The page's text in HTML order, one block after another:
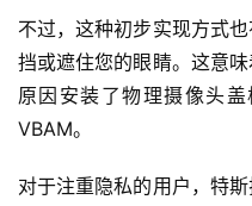
不过，这种初步实现方式
挡或遮住您的眼睛。这意
原因安装了物理摄像头
VBAM。
对于注重隐私的用户，特